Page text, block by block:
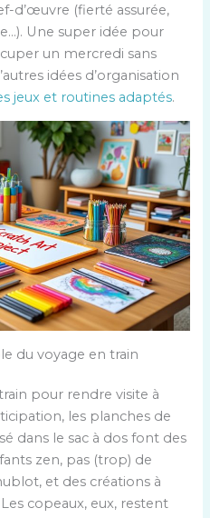
d’œuvre (fierté assurée,
Une super idée pour
un mercredi sans
idées d’organisation
jeux et routines adaptés.
du voyage en train
pour rendre visite à
les planches de
dans le sac à dos font des
zen, pas (trop) de
et des créations à
copeaux, eux, restent